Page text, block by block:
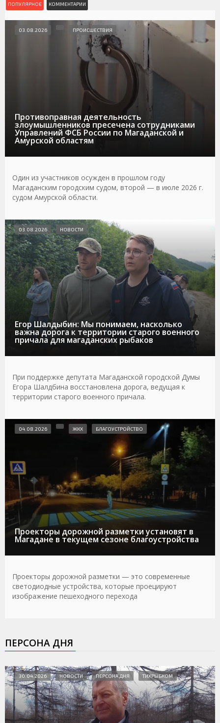
ПОПУЛЯРНОЕ КОММЕНТАРИИ
Противоправная деятельность
злоумышленников пресечена сотрудниками
Управлений ФСБ России по Магаданской и
Амурской областям
03.08.2026 ПРОИСШЕСТВИЯ
Один из участников осужден в прошлом году
Магаданским городским судом, второй — в июле 2026 г.
судом Амурской области.
Егор Шалдыбин: Мы понимаем, насколько
важна дорога к территории старого военного
причала для магаданских рыбаков
03.08.2026 НОВОСТИ
При поддержке депутата Магаданской городской Думы
Егора Шалдбина восстановлена дорога, ведущая к
территории старого военного причала.
Проекторы дорожной разметки установят в
Магадане в текущем сезоне благоустройства
04.08.2026 ЖКХ БЛАГОУСТРОЙСТВО
Проекторы дорожной разметки — это современные
светодиодные устройства, которые проецируют
изображение пешеходного перехода
ПЕРСОНА ДНЯ
30.04.2026 НОВОСТИ ПЕРСОНА ДНЯ ТИХРЫБКОМ